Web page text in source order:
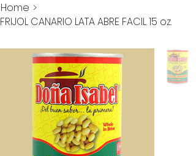
Home >
FRIJOL CANARIO LATA ABRE FACIL 15 oz.